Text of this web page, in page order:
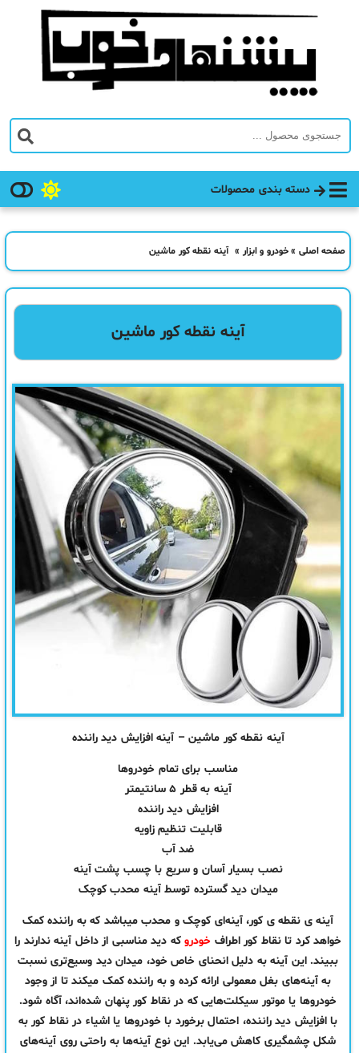
دسته بندی محصولات
صفحه اصلی »خودرو و ابزار » آینه نقطه کور ماشین
آینه نقطه کور ماشین
آینه نقطه کور ماشین – آینه افزایش دید راننده
مناسب برای تمام خودروها
آینه به قطر ۵ سانتیمتر
افزایش دید راننده
قابلیت تنظیم زاویه
ضد آب
نصب بسیار آسان و سریع با چسب پشت آینه
میدان دید گسترده توسط آینه محدب کوچک
آینه ی نقطه ی کور، آینه‌ای کوچک و محدب میباشد که به راننده کمک
خواهد کرد تا نقاط کور اطراف خودرو که دید مناسبی از داخل آینه ندارند را
ببیند. این آینه‌ به دلیل انحنای خاص خود، میدان دید وسیع‌تری نسبت
به آینه‌های بغل معمولی ارائه کرده و به راننده کمک میکند تا از وجود
خودروها یا موتور سیکلت‌هایی که در نقاط کور پنهان شده‌اند، آگاه شود.
با افزایش دید راننده، احتمال برخورد با خودروها یا اشیاء در نقاط کور به
شکل چشمگیری کاهش می‌یابد. این نوع آینه‌ها به راحتی روی آینه‌های